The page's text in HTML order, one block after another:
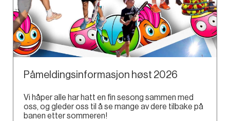
Påmeldingsinformasjon høst 2026
Vi håper alle har hatt en fin sesong sammen med
oss, og gleder oss til å se mange av dere tilbake på
banen etter sommeren!